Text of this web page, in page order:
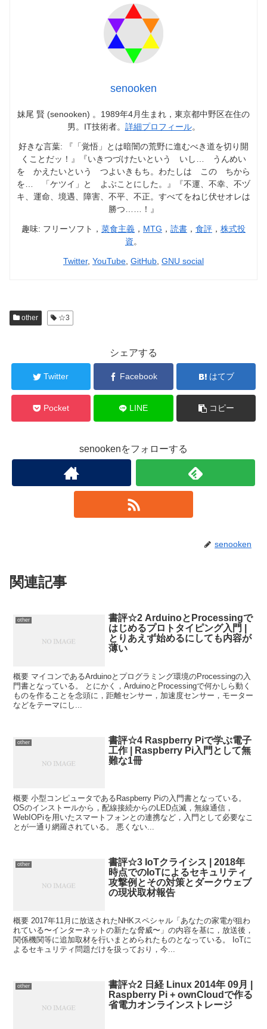
senooken
妹尾 賢 (senooken) 。1989年4月生まれ，東京都中野区在住の
男。IT技術者。 詳細プロフィール。
好きな言葉: 『「覚悟」とは暗闇の荒野に進むべき道を切り開
くことだッ！』『いきつづけたいという いし… うんめい
を かえたいという つよいきもち。わたしは この ちから
を… 「ケツイ」と よぶことにした。』『不運、不幸、不ヅ
キ、運命、境遇、障害、不平、不正。すべてをねじ伏せオレは
勝つ……！』
趣味: フリーソフト， 菜食主義 ， MTG ， 読書 ， 食評 ， 株式投
資。
Twitter, YouTube, GitHub, GNU social
other ☆3
シェアする
Twitter Facebook はてブ
Pocket LINE コピー
senookenをフォローする
senooken
関連記事
other
書評☆2 ArduinoとProcessingで
はじめるプロトタイピング入門 |
とりあえず始めるにしても内容が
薄い
概要 マイコンであるArduinoとプログラミング環境のProcessingの入
門書となっている。 とにかく，ArduinoとProcessingで何かしら動く
ものを作ることを念頭に，距離センサー，加速度センサー，モーター
などをテーマにし...
other
書評☆4 Raspberry Piで学ぶ電子
工作 | Raspberry Pi入門として無
難な1冊
概要 小型コンピュータであるRaspberry Piの入門書となっている。
OSのインストールから，配線接続からのLED点滅，無線通信，
WebIOPiを用いたスマートフォンとの連携など，入門として必要なこ
とが一通り網羅されている。 悪くない...
other
書評☆3 IoTクライシス | 2018年
時点でのIoTによるセキュリティ
攻撃例とその対策とダークウェブ
の現状取材報告
概要 2017年11月に放送されたNHKスペシャル「あなたの家電が狙わ
れている〜インターネットの新たな脅威〜」の内容を基に，放送後，
関係機関等に追加取材を行いまとめられたものとなっている。 IoTに
よるセキュリティ問題だけを扱っており，今...
other
書評☆2 日経 Linux 2014年 09月 |
Raspberry Pi + ownCloudで作る
省電力オンラインストレージ